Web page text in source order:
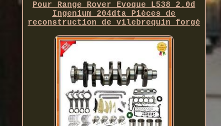
Pour Range Rover Evoque L538 2.0d
Ingenium 204dta Pièces de
reconstruction de vilebrequin forgé